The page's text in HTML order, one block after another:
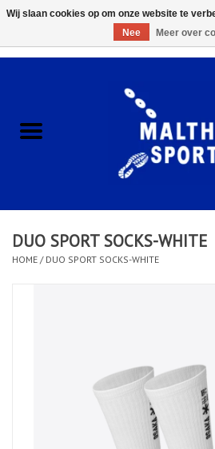
ACCESSOIRES/HARDWARE
KLEDING
CLUBSHOPS
DUO SPORT SOCKS-WHITE
HOME / DUO SPORT SOCKS-WHITE
Wij slaan cookies op om onze website te
Nee
Meer over